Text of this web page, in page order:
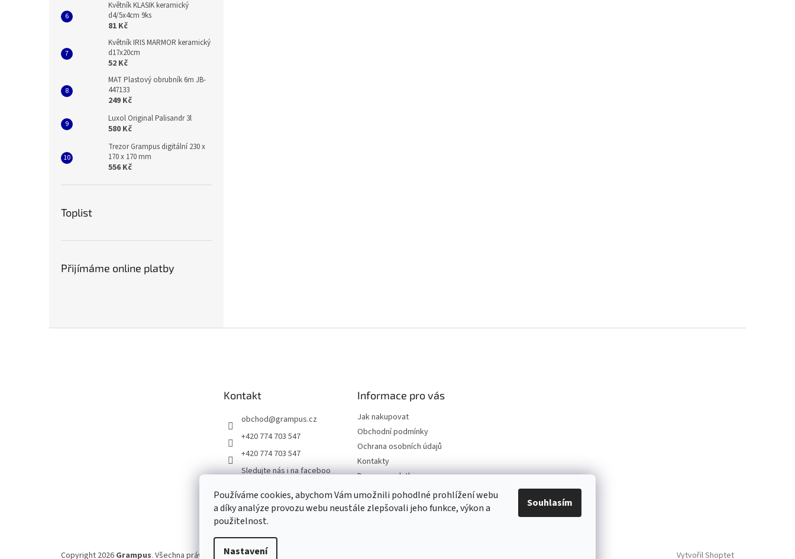
Používáme cookies, abychom Vám umožnili pohodlné prohlížení webu
a díky analýze provozu webu neustále zlepšovali jeho funkce, výkon a
použitelnost.
Nastavení
Souhlasím
Květník KLASIK keramický
d4/5x4cm 9ks
81 Kč
Květník IRIS MARMOR keramický
d17x20cm
52 Kč
MAT Plastový obrubník 6m JB-
447133
249 Kč
Luxol Original Palisandr 3l
580 Kč
Trezor Grampus digitální 230 x
170 x 170 mm
556 Kč
Toplist
Přijímáme online platby
Kontakt
obchod@grampus.cz
+420 774 703 547
+420 774 703 547
Sledujte nás i na faceboo
Grampus0000
jirigrampus
Informace pro vás
Jak nakupovat
Obchodní podmínky
Ochrana osobních údajů
Kontakty
Doprava a platba
Vytvořil Shoptet
Copyright 2026 Grampus. Všechna práva vyhrazena.